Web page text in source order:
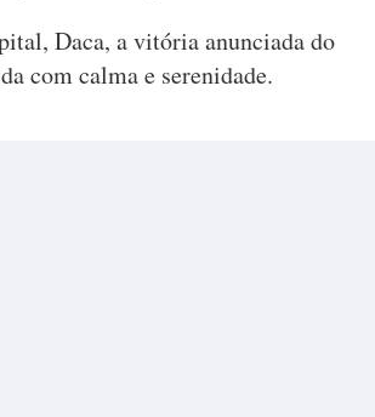
Daca, a vitória anunciada do
com calma e serenidade.